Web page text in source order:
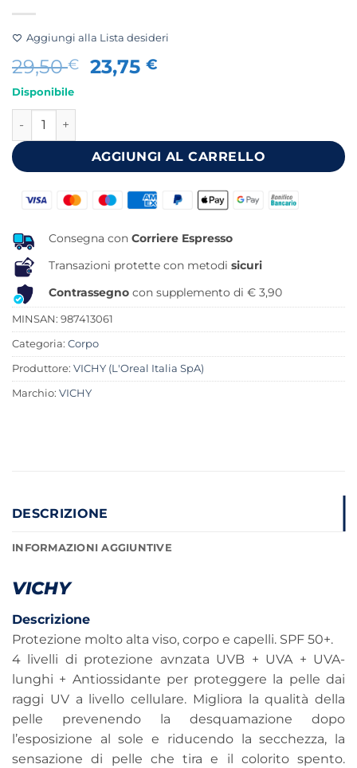
Aggiungi alla Lista desideri
29,50€
Il
29,50 €.
23,75€
23,75 €.
Disponibile
CELL PROTECT OLIO INVISIBILE 200 ML quantità
AGGIUNGI AL CARRELLO
Consegna con Corriere Espresso
Transazioni protette con metodi sicuri
Contrassegno con supplemento di € 3,90
MINSAN: 987413061
Categoria: Corpo
Produttore: VICHY (L'Oreal Italia SpA)
Marchio: VICHY
DESCRIZIONE
INFORMAZIONI AGGIUNTIVE
VICHY
Descrizione
Protezione molto alta viso, corpo e capelli. SPF 50+.
4 livelli di protezione avnzata UVB + UVA + UVA-
lunghi + Antiossidante per proteggere la pelle dai
raggi UV a livello cellulare. Migliora la qualità della
pelle prevenendo la desquamazione dopo
l’esposizione al sole e riducendo la secchezza, la
sensazione di pelle che tira e il colorito spento.